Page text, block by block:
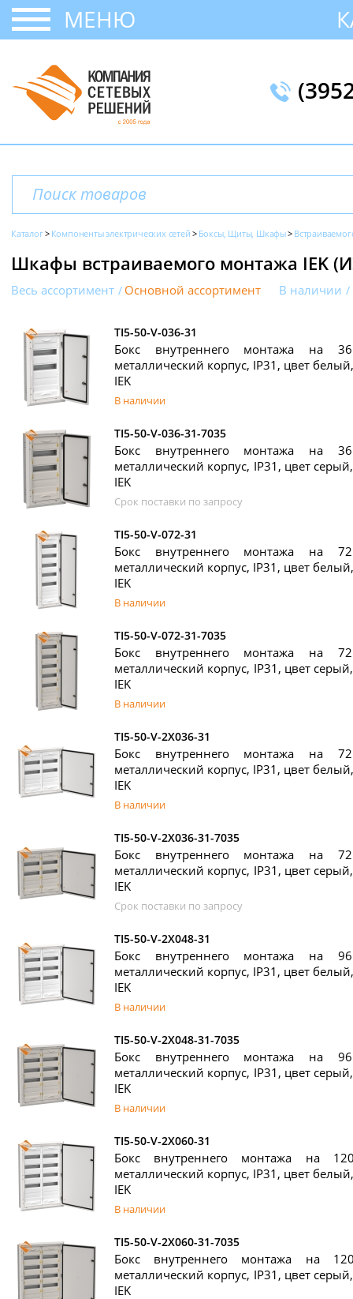
МЕНЮ
Каталог Компоненты электрических сетей Боксы, Щиты, Шкафы
Шкафы встраиваемого монтажа IEK
Весь ассортимент Основной ассортимент В наличии
TI5-50-V-036-31
Бокс внутреннего монтажа на
металлический корпус, IP31, цвет
IEK
В наличии
TI5-50-V-036-31-7035
Бокс внутреннего монтажа на
металлический корпус, IP31, цвет
IEK
Срок поставки по запросу
TI5-50-V-072-31
Бокс внутреннего монтажа на
металлический корпус, IP31, цвет
IEK
В наличии
TI5-50-V-072-31-7035
Бокс внутреннего монтажа на
металлический корпус, IP31, цвет
IEK
В наличии
TI5-50-V-2X036-31
Бокс внутреннего монтажа на
металлический корпус, IP31, цвет
IEK
В наличии
TI5-50-V-2X036-31-7035
Бокс внутреннего монтажа на
металлический корпус, IP31, цвет
IEK
Срок поставки по запросу
TI5-50-V-2X048-31
Бокс внутреннего монтажа на
металлический корпус, IP31, цвет
IEK
В наличии
TI5-50-V-2X048-31-7035
Бокс внутреннего монтажа на
металлический корпус, IP31, цвет
IEK
В наличии
TI5-50-V-2X060-31
Бокс внутреннего монтажа на
металлический корпус, IP31, цвет
IEK
В наличии
TI5-50-V-2X060-31-7035
Бокс внутреннего монтажа на
металлический корпус, IP31, цвет
IEK